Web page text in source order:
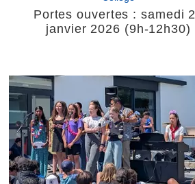
Portes ouvertes : samedi
janvier 2026 (9h-12h30)